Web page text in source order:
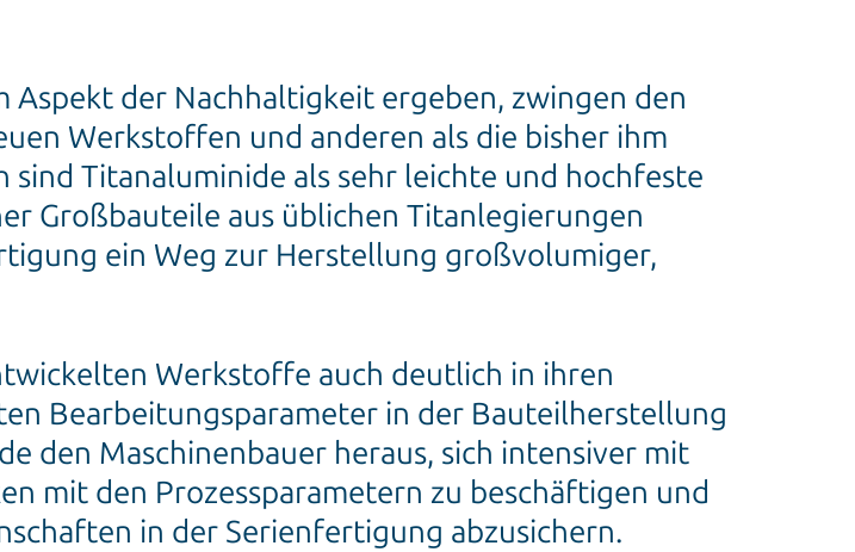
Aspekt der Nachhaltigkeit ergeben, zwingen den
Werkstoffen und anderen als die bisher ihm
Titanaluminide als sehr leichte und hochfeste
Großbauteile aus üblichen Titanlegierungen
ein Weg zur Herstellung großvolumiger,
Werkstoffe auch deutlich in ihren
Bearbeitungsparameter in der Bauteilherstellung
den Maschinenbauer heraus, sich intensiver mit
mit den Prozessparametern zu beschäftigen und
in der Serienfertigung abzusichern.